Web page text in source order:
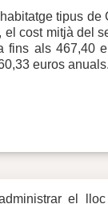
tipus
cost mitjà del
fins als 467,40
euros anuals.
el